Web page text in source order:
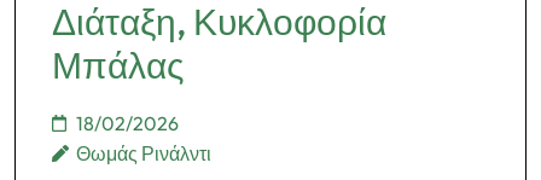
Διάταξη, Κυκλοφορία
Μπάλας
18/02/2026
Θωμάς Ρινάλντι